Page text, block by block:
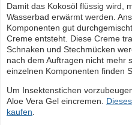
Damit das Kokosöl flüssig wird,
Wasserbad erwärmt werden.
Komponenten gut
Creme entsteht. Diese Creme
Schnaken und Stechmücken
nach dem Auftragen nicht mehr
einzelnen Komponenten finden
Um Insektenstichen
Aloe Vera Gel eincremen.
kaufen